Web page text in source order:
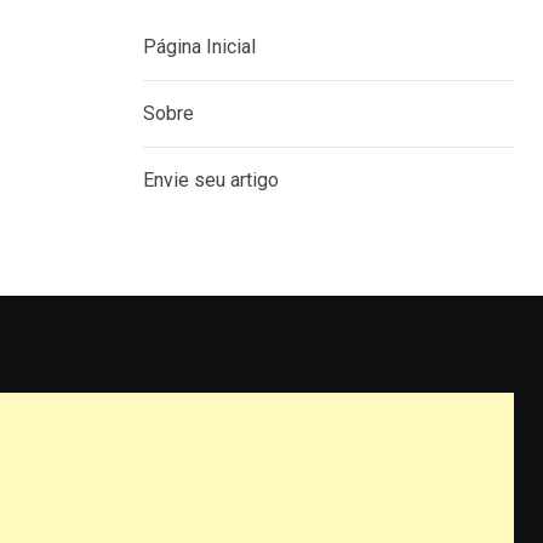
Página Inicial
Sobre
Envie seu artigo